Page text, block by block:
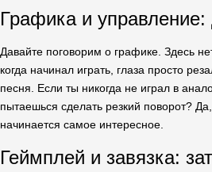
Графика и
Давайте поговорим о графике. Здесь
когда начинал играть, глаза просто
песня. Если ты никогда не играл в
пытаешься сделать резкий поворот?
начинается самое интересное.
Геймплей и завязка: